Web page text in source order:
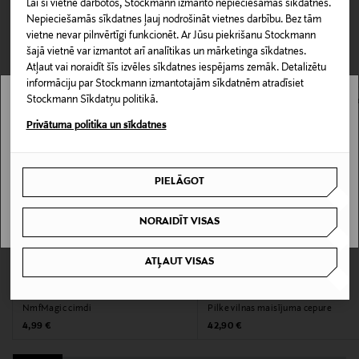
Lai šī vietne darbotos, Stockmann izmanto nepieciešamās sīkdatnes.
Nepieciešamās sīkdatnes ļauj nodrošināt vietnes darbību. Bez tām
vietne nevar pilnvērtīgi funkcionēt. Ar Jūsu piekrišanu Stockmann
šajā vietnē var izmantot arī analītikas un mārketinga sīkdatnes.
Atļaut vai noraidīt šīs izvēles sīkdatnes iespējams zemāk. Detalizētu
informāciju par Stockmann izmantotajām sīkdatnēm atradīsiet
Stockmann Sīkdatņu politikā.
Privātuma politika un sīkdatnes
PIELĀGOT
NORAIDĪT VISAS
ATĻAUT VISAS
silda bez niezes. Elastīgā gumija, kas seko plaukstas
locītavām, neļauj aukstajam gaisam un karstumam
cieši klāt uz ādas.
Produkta numurs
85% vilna, 10% poliamīds un 5% elastāns
One size
0,00 €
Piegāde uz saņemšanas punktu
0,00 € – 4,90 €
CITI KLIENTI SKATĪJĀS ARĪ
KUPONA PRIEKŠROCĪBA
NmfMagic cimdi
Original Price
4,99 €
KUPONA PRIEKŠROCĪBA
Pilke vilnas maisījuma cepure
Original Price
42,90 €
Stockmann nav pieejams tavā valstī.
I UNDERSTAND